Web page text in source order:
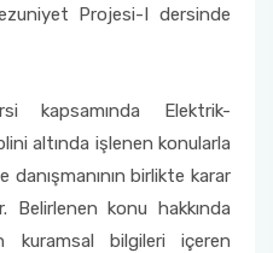
Projesi-I dersinde
kapsamında Elektrik-
altında işlenen konularla
birlikte karar
Belirlenen konu hakkında
kuramsal bilgileri içeren